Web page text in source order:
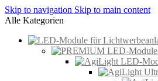
Skip to navigation Skip to main content
Alle Kategorien